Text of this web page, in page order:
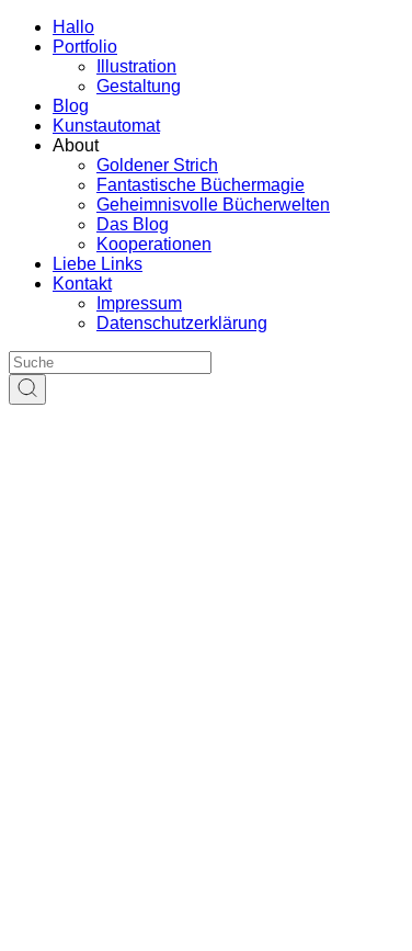
Hallo
Portfolio
Illustration
Gestaltung
Blog
Kunstautomat
About
Goldener Strich
Fantastische Büchermagie
Geheimnisvolle Bücherwelten
Das Blog
Kooperationen
Liebe Links
Kontakt
Impressum
Datenschutzerklärung